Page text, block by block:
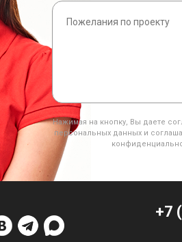
Нажимая на кнопку, Вы даете
персональных данных и
+7